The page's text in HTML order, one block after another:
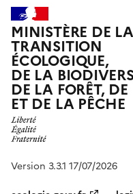
MINISTÈRE DE LA
TRANSITION
ÉCOLOGIQUE,
DE LA
DE LA FORÊT,
ET DE LA PÊCHE
Version 3.3.1 17/07/2026